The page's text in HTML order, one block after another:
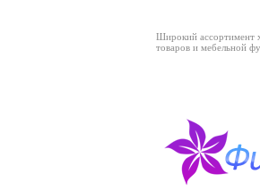
Широкий ассортимент
товаров и мебельной